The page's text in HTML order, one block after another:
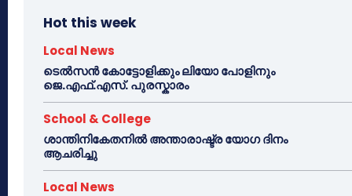
Hot this week
Local News
ടെൽസൻ കോട്ടോളിക്കും ലിയോ പോളിനും
ജെ.എഫ്.എസ്. പുരസ്കാരം
School & College
ശാന്തിനികേതനിൽ അന്താരാഷ്ട്ര യോഗ ദിനം
ആചരിച്ചു
Local News